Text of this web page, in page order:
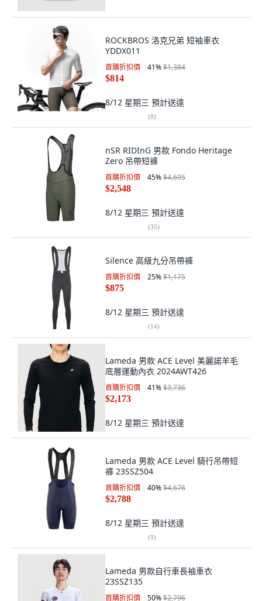
ROCKBROS 洛克兄弟 短袖車衣
YDDX011
首購折扣價 41%$1,384
$814
8/12 星期三 預計送達
(8)
nSR RIDInG 男款 Fondo Heritage
Zero 吊帶短褲
首購折扣價 45%$4,695
$2,548
8/12 星期三 預計送達
(35)
Silence 高級九分吊帶褲
首購折扣價 25%$1,175
$875
8/12 星期三 預計送達
(14)
Lameda 男款 ACE Level 美麗諾羊毛
底層運動內衣 2024AWT426
首購折扣價 41%$3,736
$2,173
8/12 星期三 預計送達
Lameda 男款 ACE Level 騎行吊帶短
褲 23SSZ504
首購折扣價 40%$4,676
$2,788
8/12 星期三 預計送達
(9)
Lameda 男款自行車長袖車衣
23SSZ135
首購折扣價 50%$2,796